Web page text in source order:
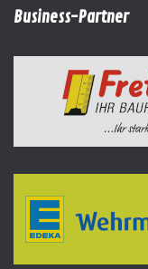
Business-Partner